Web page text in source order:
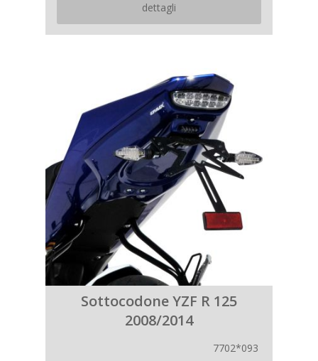
dettagli
Sottocodone YZF R 125
2008/2014
7702*093